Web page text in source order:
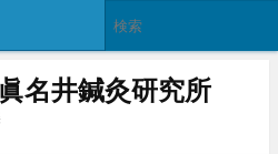
名井鍼灸研究所